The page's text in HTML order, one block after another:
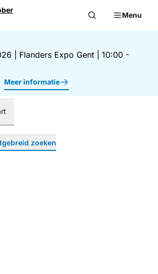
Menu
Flanders Expo Gent
10:00 -
Meer informatie
zoeken